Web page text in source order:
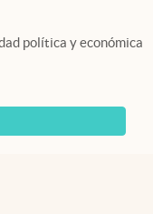
política y económica